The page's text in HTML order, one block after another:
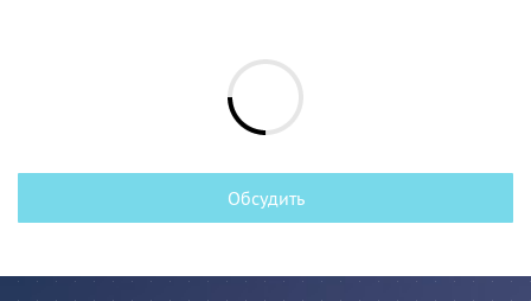
Обсудить